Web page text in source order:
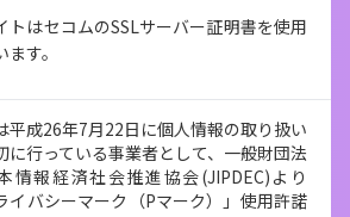
トはセコムのSSLサーバー証明書を使用
ます。
平成26年7月22日に個人情報の取り扱い
に行っている事業者として、一般財団法
情報経済社会推進協会(JIPDEC)より
イバシーマーク（Pマーク）」使用許諾